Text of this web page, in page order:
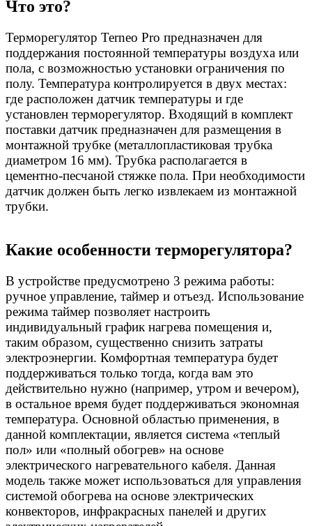
Что это?
Терморегулятор Terneo Pro предназначен для
поддержания постоянной температуры воздуха или
пола, с возможностью установки ограничения по
полу. Температура контролируется в двух местах:
где расположен датчик температуры и где
установлен терморегулятор. Входящий в комплект
поставки датчик предназначен для размещения в
монтажной трубке (металлопластиковая трубка
диаметром 16 мм). Трубка располагается в
цементно-песчаной стяжке пола. При необходимости
датчик должен быть легко извлекаем из монтажной
трубки.
Какие особенности терморегулятора?
В устройстве предусмотрено 3 режима работы:
ручное управление, таймер и отъезд. Использование
режима таймер позволяет настроить
индивидуальный график нагрева помещения и,
таким образом, существенно cнизить затраты
электроэнергии. Комфортная температура будет
поддерживаться только тогда, когда вам это
действительно нужно (например, утром и вечером),
в остальное время будет поддерживаться экономная
температура. Основной областью применения, в
данной комплектации, является система «теплый
пол» или «полный обогрев» на основе
электрического нагревательного кабеля. Данная
модель также может использоваться для управления
системой обогрева на основе электрических
конвекторов, инфракрасных панелей и других